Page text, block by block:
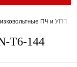
ПЧ и УПП
T6-144